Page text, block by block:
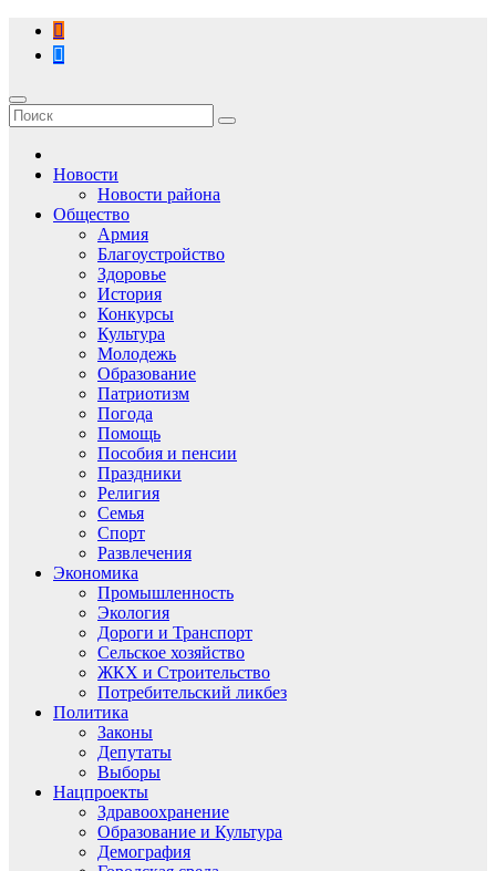
Перейти
содержимому
Новости
Новости района
Общество
Армия
Благоустройство
Здоровье
История
Конкурсы
Культура
Молодежь
Образование
Патриотизм
Погода
Помощь
Пособия и пенсии
Праздники
Религия
Семья
Спорт
Развлечения
Экономика
Промышленность
Экология
Дороги и Транспорт
Сельское хозяйство
ЖКХ и Строительство
Потребительский ликбез
Политика
Законы
Депутаты
Выборы
Нацпроекты
Здравоохранение
Образование и Культура
Демография